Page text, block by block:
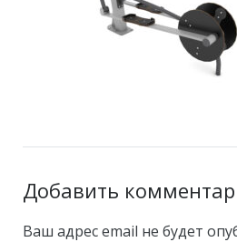
Добавить
Ваш адрес email не будет